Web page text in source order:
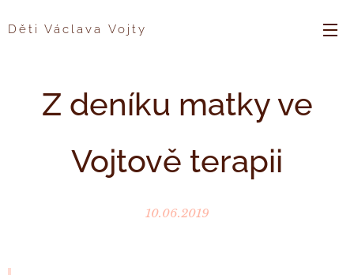
Děti Václava Vojty
Z deníku matky ve
Vojtově terapii
10.06.2019